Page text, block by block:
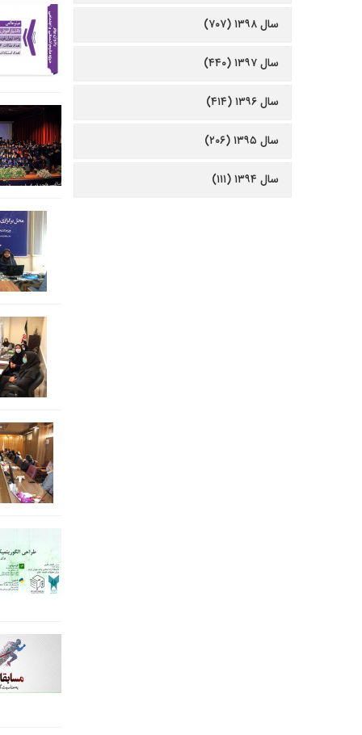
سال ۱۳۹۸ (۷۰۷)
سال ۱۳۹۷ (۴۴۰)
سال ۱۳۹۶ (۴۱۴)
سال ۱۳۹۵ (۲۰۶)
سال ۱۳۹۴ (۱۱۱)